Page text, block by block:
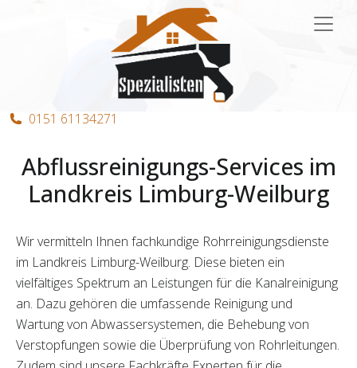
Hauptnavigation
0151 61134271
Abflussreinigungs-Services im
Landkreis Limburg-Weilburg
Wir vermitteln Ihnen fachkundige Rohrreinigungsdienste
im Landkreis Limburg-Weilburg. Diese bieten ein
vielfältiges Spektrum an Leistungen für die Kanalreinigung
an. Dazu gehören die umfassende Reinigung und
Wartung von Abwassersystemen, die Behebung von
Verstopfungen sowie die Überprüfung von Rohrleitungen.